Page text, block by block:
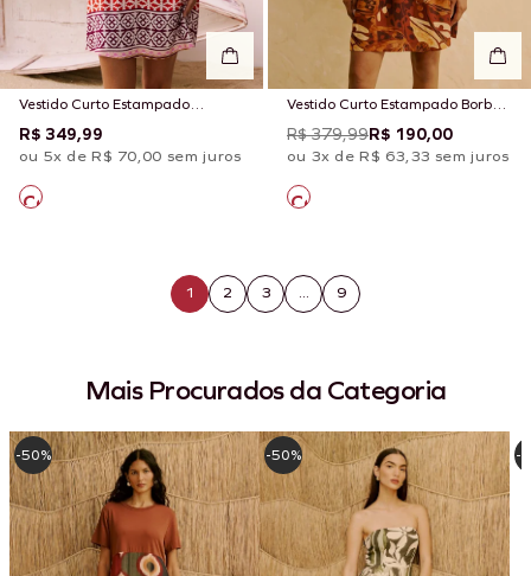
Vestido Curto Estampado
Belterra
R$ 349,99
ou 5x de R$ 70,00 sem juros
Vestido Curto Estampado Borbo
Boho
R$ 379,99R$ 190,00
ou 3x de R$ 63,33 sem juros
1 2 3 ... 9
Mais Procurados da Categoria
-50% -50% -